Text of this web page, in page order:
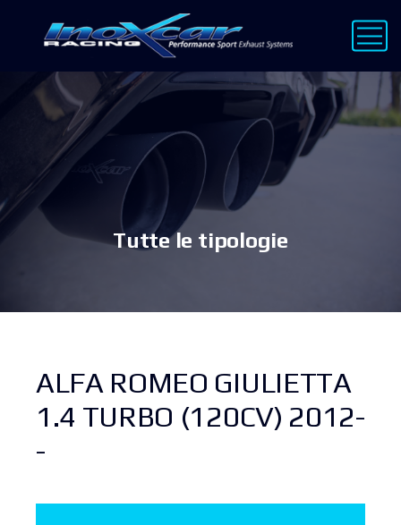
Tutte le tipologie
ALFA ROMEO GIULIETTA
1.4 TURBO (120CV) 2012-
-